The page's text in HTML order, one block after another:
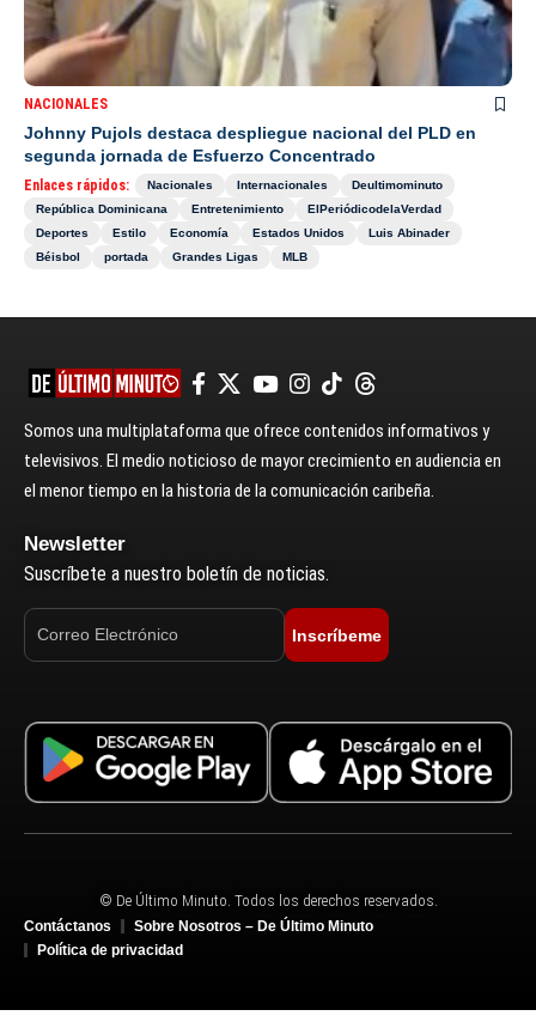
NACIONALES
Johnny Pujols destaca despliegue nacional del PLD en
segunda jornada de Esfuerzo Concentrado
Enlaces rápidos: Nacionales Internacionales
Deultimominuto
República Dominicana
Entretenimiento
ElPeriódicodelaVerdad
Deportes
Estilo Economía Estados Unidos
Luis Abinader
Béisbol
portada Grandes Ligas MLB
Somos una multiplataforma que ofrece contenidos informativos y
televisivos. El medio noticioso de mayor crecimiento en audiencia en
el menor tiempo en la historia de la comunicación caribeña.
Newsletter
Suscríbete a nuestro boletín de noticias.
Inscríbeme
© De Último Minuto. Todos los derechos reservados.
Contáctanos
Sobre Nosotros – De Último Minuto
Política de privacidad